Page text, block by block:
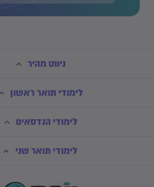
ניווט מהיר
לימודי תואר ראשון
לימודי הנדסאים
לימודי תואר שני